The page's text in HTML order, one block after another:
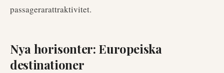
passagerarattraktivitet.
Nya horisonter: Europeiska
destinationer